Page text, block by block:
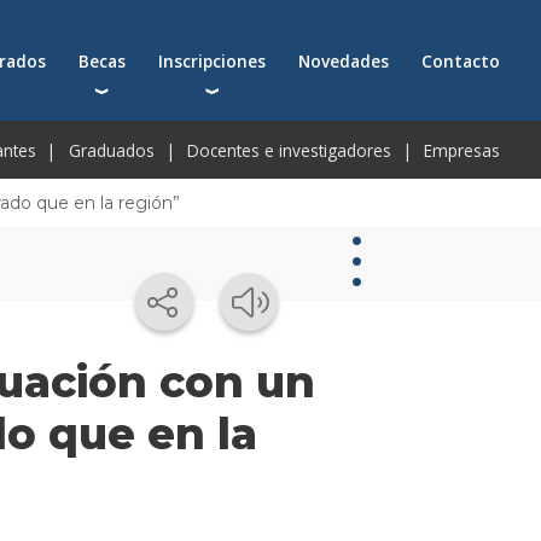
Becas
para carreras universitarias
para tecnicaturas
para postgrados
Inscripciones
Inscripciones anticipadas
Cómo inscribirte a una carrera
Cómo postularte a un postgrado
Novedades Contacto
Graduados Docentes e investigadores Empresas
que en la región”
con un
que en la